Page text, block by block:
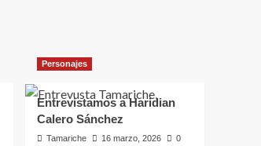
Personajes
Entrevistamos a Haridian
Calero Sánchez
Tamariche 16 marzo, 2026 0